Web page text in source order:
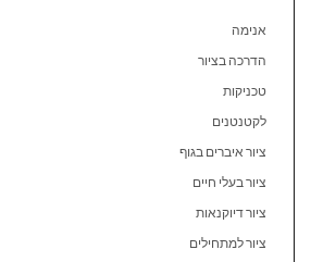
אנימה
הדרכה בציור
טכניקות
לקטנטנים
ציור איברים בגוף
ציור בעלי חיים
ציור דיוקנאות
ציור למתחילים